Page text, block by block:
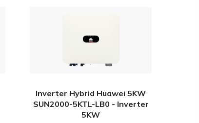
Inverter Hybrid Huawei 5KW
SUN2000-5KTL-LB0 - Inverter
5KW